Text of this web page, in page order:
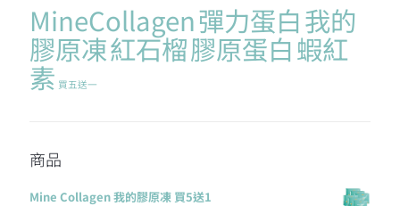
MineCollagen彈力蛋白我的
膠原凍紅石榴膠原蛋白蝦紅
素 買五送一
商品
Mine Collagen 我的膠原凍 買5送1